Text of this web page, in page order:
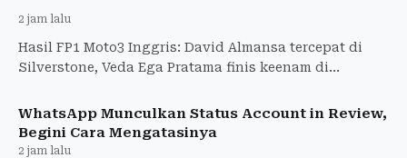
2 jam lalu
Hasil FP1 Moto3 Inggris: David Almansa tercepat di
Silverstone, Veda Ega Pratama finis keenam di
WhatsApp Munculkan Status Account in Review,
Begini Cara Mengatasinya
2 jam lalu